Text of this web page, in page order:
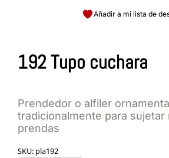
Añadir a mi lista de
192 Tupo cuchara
Prendedor o alfiler
tradicionalmente para sujetar
prendas
SKU: pla192